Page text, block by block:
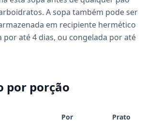
A sopa também pode ser
em recipiente hermético
por até 4 dias, ou congelada por até
por porção
Por
Prato